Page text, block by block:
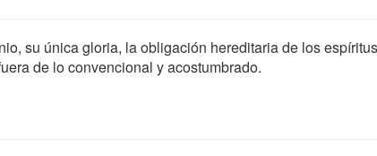
su única gloria, la obligación hereditaria de los
de lo convencional y acostumbrado.